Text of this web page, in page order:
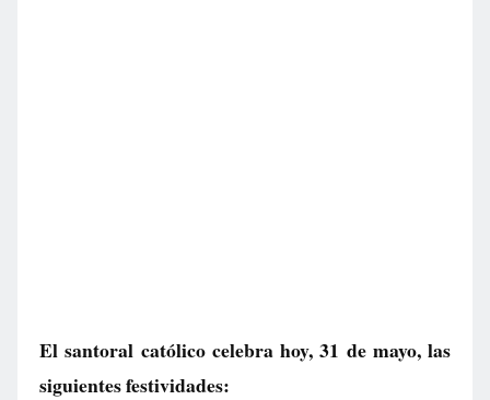
El santoral católico celebra hoy, 31 de mayo, las
siguientes festividades: